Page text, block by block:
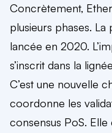
Concrètement,
plusieurs phases. La
lancée en 2020.
s’inscrit dans la
C’est une nouvelle
coordonne les
consensus PoS.